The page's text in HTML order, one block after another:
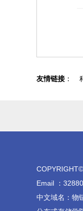
友情链接 ：
Email ：
中文域名：物